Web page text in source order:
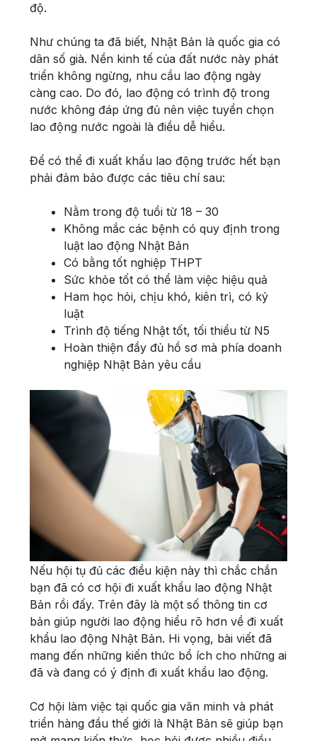
độ.
Như chúng ta đã biết, Nhật Bản là quốc gia có
dân số già. Nền kinh tế của đất nước này phát
triển không ngừng, nhu cầu lao động ngày
càng cao. Do đó, lao động có trình độ trong
nước không đáp ứng đủ nên việc tuyển chọn
lao động nước ngoài là điều dễ hiểu.
Để có thể đi xuất khẩu lao động trước hết bạn
phải đảm bảo được các tiêu chí sau:
Nằm trong độ tuổi từ 18 – 30
Không mắc các bệnh có quy định trong
luật lao động Nhật Bản
Có bằng tốt nghiệp THPT
Sức khỏe tốt có thể làm việc hiệu quả
Ham học hỏi, chịu khó, kiên trì, có kỷ
luật
Trình độ tiếng Nhật tốt, tối thiểu từ N5
Hoàn thiện đầy đủ hồ sơ mà phía doanh
nghiệp Nhật Bản yêu cầu
Nếu hội tụ đủ các điều kiện này thì chắc chắn
bạn đã có cơ hội đi xuất khẩu lao động Nhật
Bản rồi đấy. Trên đây là một số thông tin cơ
bản giúp người lao động hiểu rõ hơn về đi xuất
khẩu lao động Nhật Bản. Hi vọng, bài viết đã
mang đến những kiến thức bổ ích cho những ai
đã và đang có ý định đi xuất khẩu lao động.
Cơ hội làm việc tại quốc gia văn minh và phát
triển hàng đầu thế giới là Nhật Bản sẽ giúp bạn